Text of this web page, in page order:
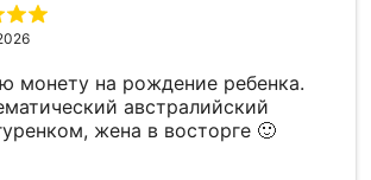
монету на рождение ребенка.
австралийский
жена в восторге 🙂